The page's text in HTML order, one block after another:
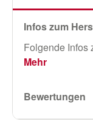
Infos zum
Folgende Infos
Mehr
Bewertungen